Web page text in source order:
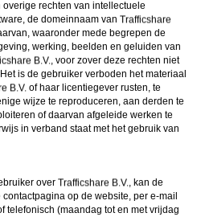
rechten van intellectuele
de domeinnaam van
waaronder mede begrepen de
werking, beelden en geluiden van
, voor zover deze rechten niet
is de gebruiker verboden het materiaal
of haar licentiegever rusten, te
wijze te reproduceren, aan derden te
of daarvan afgeleide werken te
in verband staat met het gebruik van
over
, kan de
op de website, per e-mail
telefonisch (maandag tot en met vrijdag